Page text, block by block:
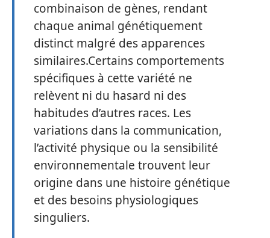
combinaison de gènes, rendant
chaque animal génétiquement
distinct malgré des apparences
similaires.Certains comportements
spécifiques à cette variété ne
relèvent ni du hasard ni des
habitudes d’autres races. Les
variations dans la communication,
l’activité physique ou la sensibilité
environnementale trouvent leur
origine dans une histoire génétique
et des besoins physiologiques
singuliers.